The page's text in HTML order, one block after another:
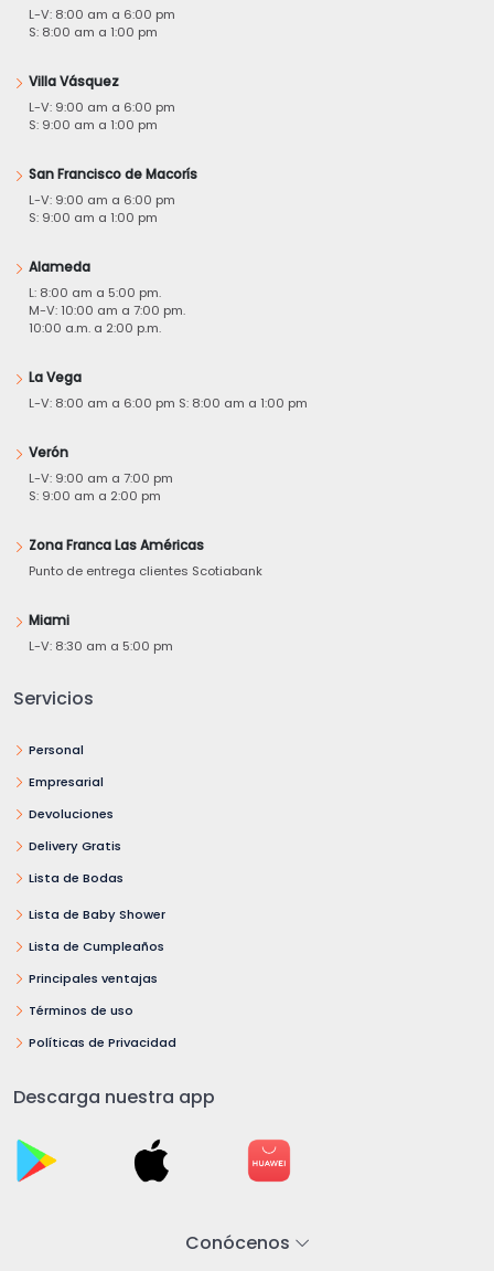
L-V: 8:00 am a 6:00 pm
S: 8:00 am a 1:00 pm
Villa Vásquez
L-V: 9:00 am a 6:00 pm
S: 9:00 am a 1:00 pm
San Francisco de Macorís
L-V: 9:00 am a 6:00 pm
S: 9:00 am a 1:00 pm
Alameda
L: 8:00 am a 5:00 pm.
M-V: 10:00 am a 7:00 pm.
10:00 a.m. a 2:00 p.m.
La Vega
L-V: 8:00 am a 6:00 pm S: 8:00 am a 1:00 pm
Verón
L-V: 9:00 am a 7:00 pm
S: 9:00 am a 2:00 pm
Zona Franca Las Américas
Punto de entrega clientes Scotiabank
Miami
L-V: 8:30 am a 5:00 pm
Servicios
Personal
Empresarial
Devoluciones
Delivery Gratis
Lista de Bodas
Lista de Baby Shower
Lista de Cumpleaños
Principales ventajas
Términos de uso
Políticas de Privacidad
Descarga nuestra app
Conócenos